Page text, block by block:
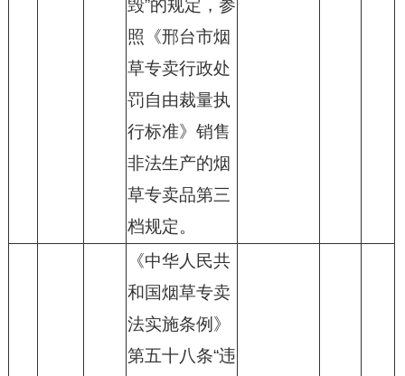
毁”的规定，参
照《邢台市烟
草专卖行政处
罚自由裁量执
行标准》销售
非法生产的烟
草专卖品第三
档规定。
《中华人民共
和国烟草专卖
法实施条例》
第五十八条“违